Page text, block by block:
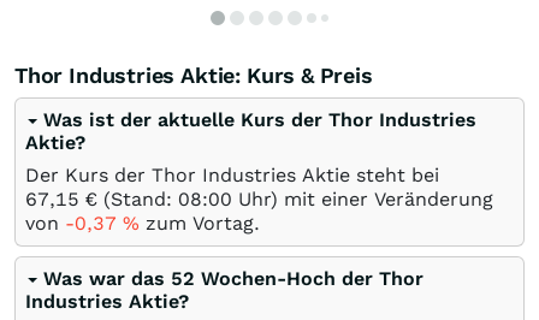
Thor Industries Aktie: Kurs & Preis
Was ist der aktuelle Kurs der Thor Industries
Aktie?
Der Kurs der Thor Industries Aktie steht bei
67,15 € (Stand: 08:00 Uhr) mit einer Veränderung
von -0,37 % zum Vortag.
Was war das 52 Wochen-Hoch der Thor
Industries Aktie?